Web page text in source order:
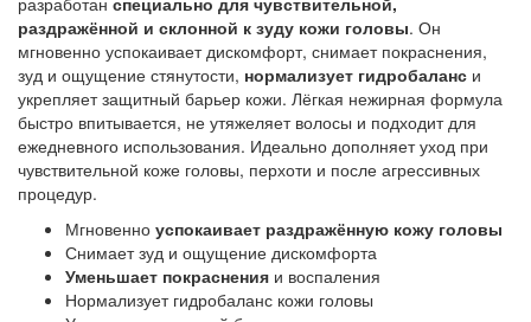
раздражённой и склонной к зуду кожи головы. Он
мгновенно успокаивает дискомфорт, снимает покраснения,
зуд и ощущение стянутости, нормализует гидробаланс и
укрепляет защитный барьер кожи. Лёгкая нежирная формула
быстро впитывается, не утяжеляет волосы и подходит для
ежедневного использования. Идеально дополняет уход при
чувствительной коже головы, перхоти и после агрессивных
процедур.
Мгновенно успокаивает раздражённую кожу головы
Снимает зуд и ощущение дискомфорта
Уменьшает покраснения и воспаления
Нормализует гидробаланс кожи головы